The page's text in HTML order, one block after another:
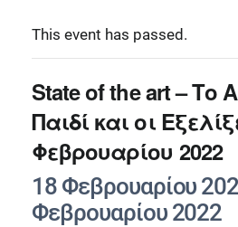
This event has passed.
State of the art – Το
Παιδί και οι
Φεβρουαρίου 2022
18 Φεβρουαρίου
Φεβρουαρίου 2022